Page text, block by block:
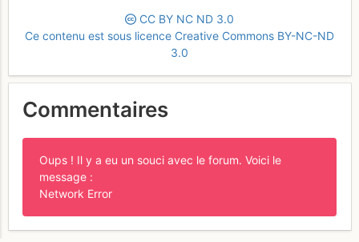
CC BY NC ND 3.0
Ce contenu est sous licence Creative Commons BY-NC-ND
3.0
Commentaires
Oups ! Il y a eu un souci avec le forum. Voici le
message :
Network Error